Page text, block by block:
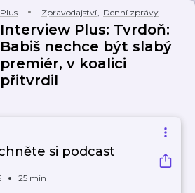
Plus Zpravodajství, Denní zprávy
Interview Plus: Tvrdoň:
Babiš nechce být slabý
premiér, v koalici
přitvrdil
si podcast
25 min